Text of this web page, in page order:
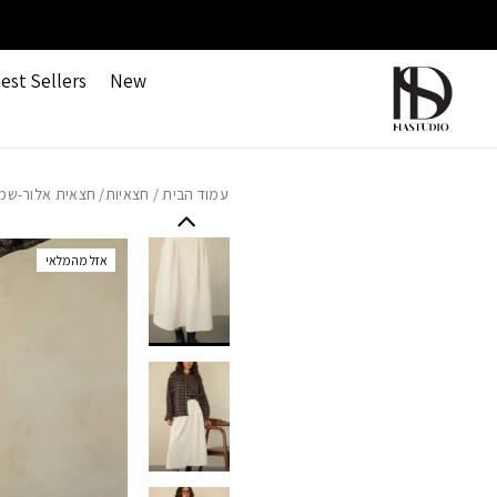
New
Sellers
עמוד הבית / חצאיות/ חצאית אלור-
אזל מהמלאי